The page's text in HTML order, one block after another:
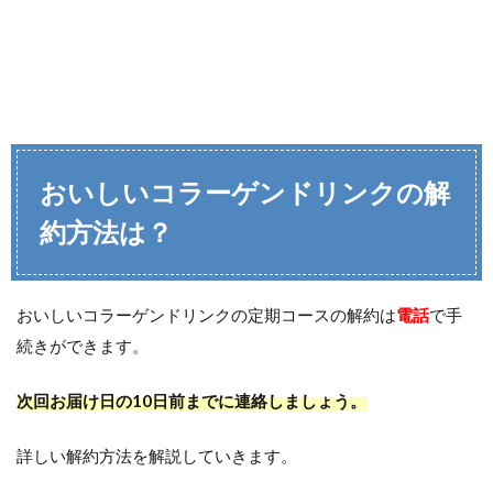
おいしいコラーゲンドリンクの解
約方法は？
おいしいコラーゲンドリンクの定期コースの解約は電話で手
続きができます。
次回お届け日の10日前までに連絡しましょう。
詳しい解約方法を解説していきます。